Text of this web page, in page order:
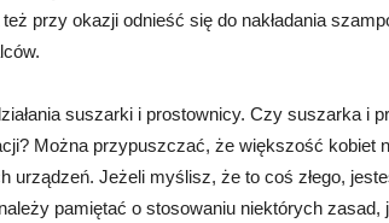
przy okazji odnieść się do nakładania
suszarki i prostownicy. Czy suszarka i
Można przypuszczać, że większość kobiet
urządzeń. Jeżeli myślisz, że to coś złego,
pamiętać o stosowaniu niektórych zasad,